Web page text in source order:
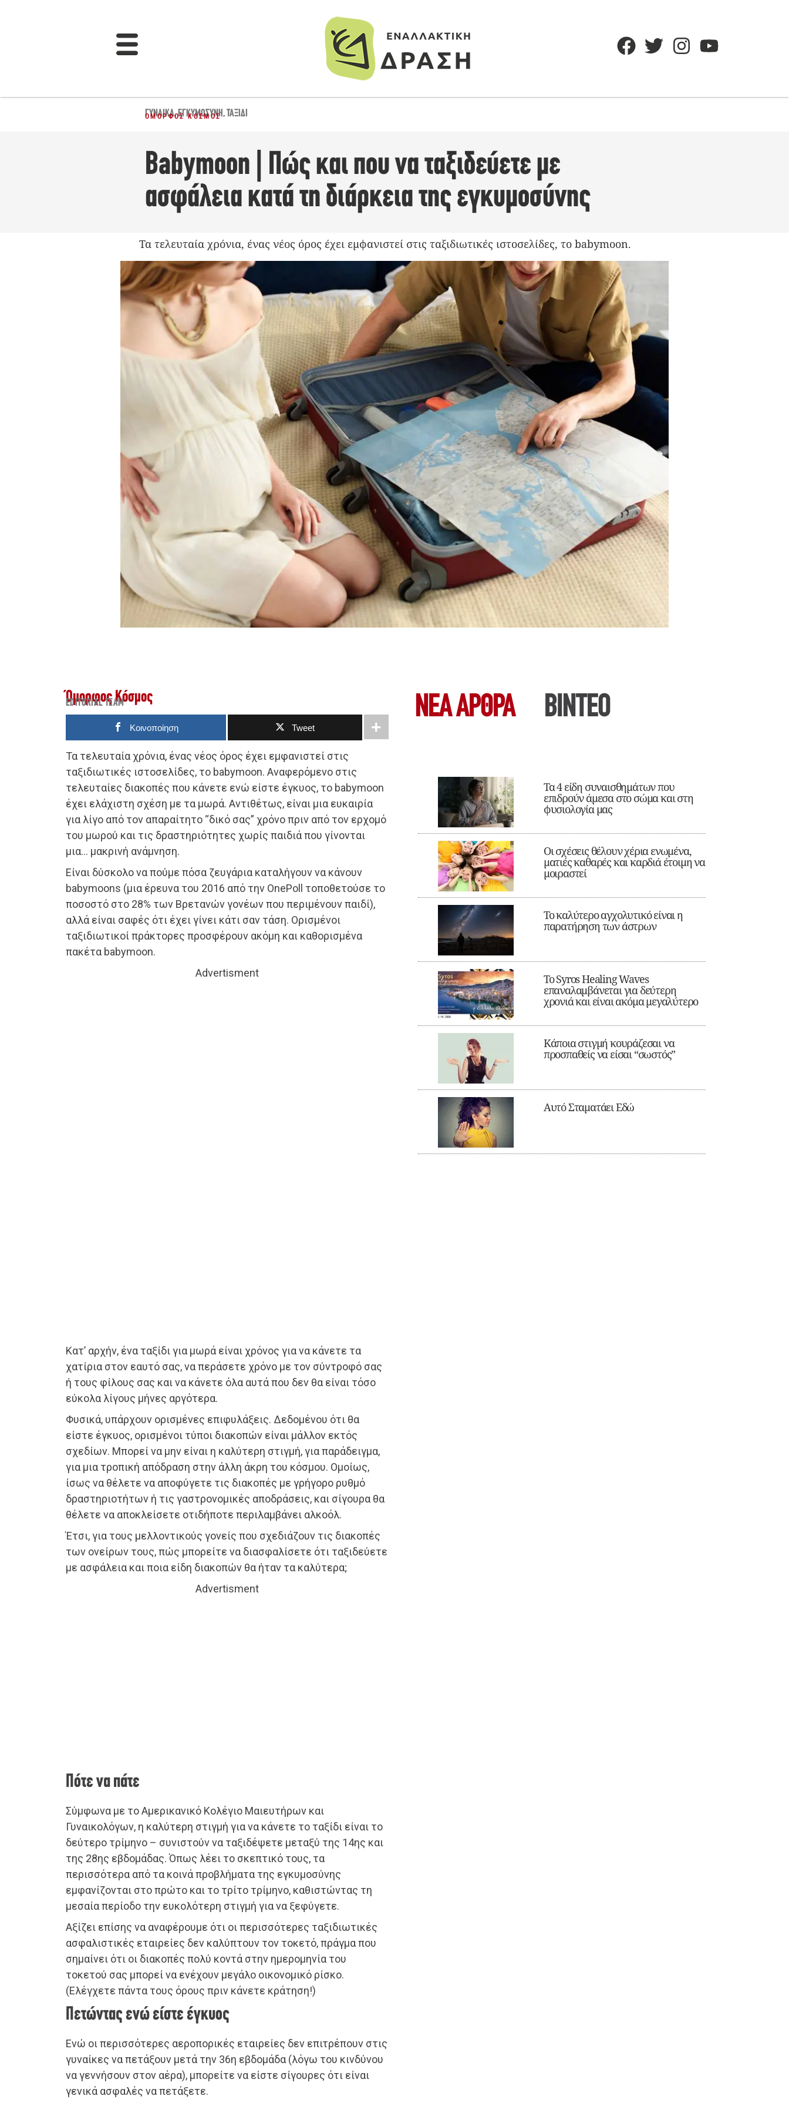
ΓΥΝΑΊΚΑ,ΕΓΚΥΜΟΣΎΝΗ,ΤΑΞΊΔΙ
ΌΜΟΡΦΟΣ ΚΌΣΜΟΣ
Babymoon | Πώς και που να ταξιδεύετε με
ασφάλεια κατά τη διάρκεια της εγκυμοσύνης
Τα τελευταία χρόνια, ένας νέος όρος έχει εμφανιστεί στις ταξιδιωτικές ιστοσελίδες, το babymoon.
Όμορφος Κόσμος
EDITORIAL TEAM
Κοινοποίηση Tweet
Τα τελευταία χρόνια, ένας νέος όρος έχει εμφανιστεί στις
ταξιδιωτικές ιστοσελίδες, το babymoon. Αναφερόμενο στις
τελευταίες διακοπές που κάνετε ενώ είστε έγκυος, το babymoon
έχει ελάχιστη σχέση με τα μωρά. Αντιθέτως, είναι μια ευκαιρία
για λίγο από τον απαραίτητο “δικό σας” χρόνο πριν από τον ερχομό
του μωρού και τις δραστηριότητες χωρίς παιδιά που γίνονται
μια… μακρινή ανάμνηση.
Είναι δύσκολο να πούμε πόσα ζευγάρια καταλήγουν να κάνουν
babymoons (μια έρευνα του 2016 από την OnePoll τοποθετούσε το
ποσοστό στο 28% των Βρετανών γονέων που περιμένουν παιδί),
αλλά είναι σαφές ότι έχει γίνει κάτι σαν τάση. Ορισμένοι
ταξιδιωτικοί πράκτορες προσφέρουν ακόμη και καθορισμένα
πακέτα babymoon.
Advertisment
Κατ’ αρχήν, ένα ταξίδι για μωρά είναι χρόνος για να κάνετε τα
χατίρια στον εαυτό σας, να περάσετε χρόνο με τον σύντροφό σας
ή τους φίλους σας και να κάνετε όλα αυτά που δεν θα είναι τόσο
εύκολα λίγους μήνες αργότερα.
Φυσικά, υπάρχουν ορισμένες επιφυλάξεις. Δεδομένου ότι θα
είστε έγκυος, ορισμένοι τύποι διακοπών είναι μάλλον εκτός
σχεδίων. Μπορεί να μην είναι η καλύτερη στιγμή, για παράδειγμα,
για μια τροπική απόδραση στην άλλη άκρη του κόσμου. Ομοίως,
ίσως να θέλετε να αποφύγετε τις διακοπές με γρήγορο ρυθμό
δραστηριοτήτων ή τις γαστρονομικές αποδράσεις, και σίγουρα θα
θέλετε να αποκλείσετε οτιδήποτε περιλαμβάνει αλκοόλ.
Έτσι, για τους μελλοντικούς γονείς που σχεδιάζουν τις διακοπές
των ονείρων τους, πώς μπορείτε να διασφαλίσετε ότι ταξιδεύετε
με ασφάλεια και ποια είδη διακοπών θα ήταν τα καλύτερα;
Advertisment
Πότε να πάτε
Σύμφωνα με το Αμερικανικό Κολέγιο Μαιευτήρων και
Γυναικολόγων, η καλύτερη στιγμή για να κάνετε το ταξίδι είναι το
δεύτερο τρίμηνο – συνιστούν να ταξιδέψετε μεταξύ της 14ης και
της 28ης εβδομάδας. Όπως λέει το σκεπτικό τους, τα
περισσότερα από τα κοινά προβλήματα της εγκυμοσύνης
εμφανίζονται στο πρώτο και το τρίτο τρίμηνο, καθιστώντας τη
μεσαία περίοδο την ευκολότερη στιγμή για να ξεφύγετε.
Αξίζει επίσης να αναφέρουμε ότι οι περισσότερες ταξιδιωτικές
ασφαλιστικές εταιρείες δεν καλύπτουν τον τοκετό, πράγμα που
σημαίνει ότι οι διακοπές πολύ κοντά στην ημερομηνία του
τοκετού σας μπορεί να ενέχουν μεγάλο οικονομικό ρίσκο.
(Ελέγχετε πάντα τους όρους πριν κάνετε κράτηση!)
Πετώντας ενώ είστε έγκυος
Ενώ οι περισσότερες αεροπορικές εταιρείες δεν επιτρέπουν στις
γυναίκες να πετάξουν μετά την 36η εβδομάδα (λόγω του κινδύνου
να γεννήσουν στον αέρα), μπορείτε να είστε σίγουρες ότι είναι
γενικά ασφαλές να πετάξετε.
ΝΕΑ ΆΡΘΡΑ ΒΙΝΤΕΟ
Τα 4 είδη συναισθημάτων που
επιδρούν άμεσα στο σώμα και στη
φυσιολογία μας
Οι σχέσεις θέλουν χέρια ενωμένα,
ματιές καθαρές και καρδιά έτοιμη να
μοιραστεί
Το καλύτερο αγχολυτικό είναι η
παρατήρηση των άστρων
Το Syros Healing Waves
επαναλαμβάνεται για δεύτερη
χρονιά και είναι ακόμα μεγαλύτερο
Κάποια στιγμή κουράζεσαι να
προσπαθείς να είσαι “σωστός”
Αυτό Σταματάει Εδώ